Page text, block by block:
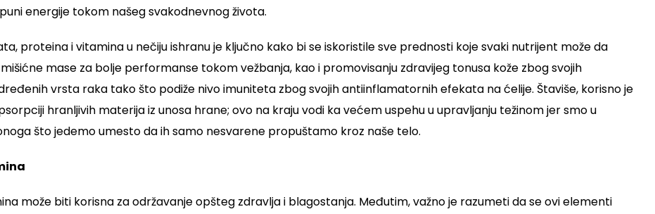
energije tokom našeg svakodnevnog života.
proteina i vitamina u nečiju ishranu je ključno kako bi se iskoristile sve prednosti koje svaki nutrijent može da
mase za bolje performanse tokom vežbanja, kao i promovisanju zdravijeg tonusa kože zbog svojih
vrsta raka tako što podiže nivo imuniteta zbog svojih antiinflamatornih efekata na ćelije. Štaviše, korisno je
hranljivih materija iz unosa hrane; ovo na kraju vodi ka većem uspehu u upravljanju težinom jer smo u
što jedemo umesto da ih samo nesvarene propuštamo kroz naše telo.
može biti korisna za održavanje opšteg zdravlja i blagostanja. Međutim, važno je razumeti da se ovi elementi